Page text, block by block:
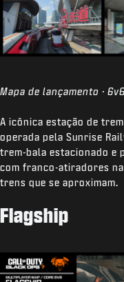
Mapa de lançamento ·
A icônica estação de
operada pela Sunrise
trem-bala estacionado e
com franco-atiradores
trens que se aproximam.
Flagship